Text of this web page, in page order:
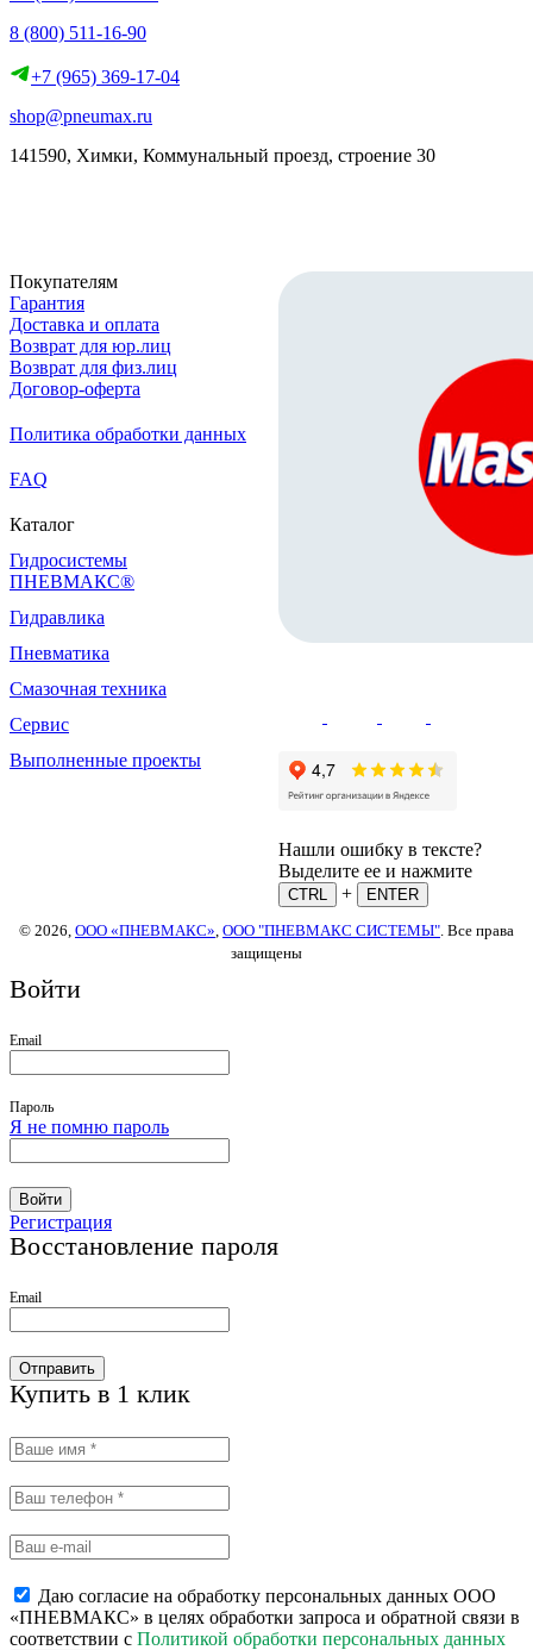
8 (800) 511-16-90
+7 (965) 369-17-04
shop@pneumax.ru
141590, Химки, Коммунальный проезд, строение 30
Покупателям
Гарантия
Доставка и оплата
Возврат для юр.лиц
Возврат для физ.лиц
Договор-оферта
Политика обработки данных
FAQ
Каталог
Гидросистемы
ПНЕВМАКС®
Гидравлика
Пневматика
Смазочная техника
Сервис
Выполненные проекты
Нашли ошибку в тексте?
Выделите ее и нажмите
CTRL +
ENTER
© 2026, ООО «ПНЕВМАКС», ООО "ПНЕВМАКС СИСТЕМЫ". Все права
защищены
Войти
Email
Пароль
Я не помню пароль
Войти
Регистрация
Восстановление пароля
Email
Отправить
Купить в 1 клик
Даю согласие на обработку персональных данных ООО
«ПНЕВМАКС» в целях обработки запроса и обратной связи в
соответствии с Политикой обработки персональных данных